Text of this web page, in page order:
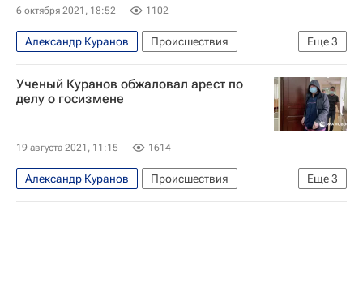
6 октября 2021, 18:52 1102
Еще3
Александр Куранов
Происшествия
Москва
Арест Россия
Ученый Куранов обжаловал арест по
делу о госизмене
19 августа 2021, 11:15 1614
Еще3
Александр Куранов
Происшествия
Санкт-Петербург
Москва Россия